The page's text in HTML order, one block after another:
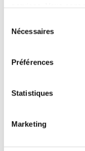
Nécessaires
Préférences
Statistiques
Marketing
Mise en place tôt,
ou service sans
problème
difficulté à